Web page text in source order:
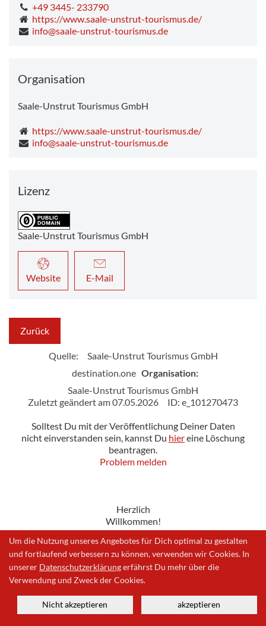
+49 3445- 233790
https://www.saale-unstrut-tourismus.de/
info@saale-unstrut-tourismus.de
Organisation
Saale-Unstrut Tourismus GmbH
https://www.saale-unstrut-tourismus.de/
info@saale-unstrut-tourismus.de
Lizenz
Saale-Unstrut Tourismus GmbH
Website E-Mail
Zurück
Quelle:
Saale-Unstrut Tourismus GmbH
destination.one Organisation:
Saale-Unstrut Tourismus GmbH
Zuletzt geändert am 07.05.2026
ID: e_101270473
Solltest Du mit der Veröffentlichung Deiner Daten
nicht einverstanden sein, kannst Du hiereine Löschung
beantragen.
Problem melden
Herzlich
Willkommen!
Impressum|Datenschutzerklärung |Problem melden
© 2026 | Ein Produkt der destination.one GmbH
Um die Nutzung unseres Angebotes für Dich optimal zu gestalten
und fortlaufend verbessern zu können, verwenden wir Cookies. In
unserer Datenschutzerklärungerfährst Du mehr über die
Verwendung und Zweck der Cookies.
Nicht akzeptieren akzeptieren